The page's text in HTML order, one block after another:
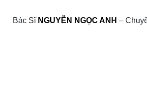
Bác Sĩ NGUYỄN NGỌC ANH –